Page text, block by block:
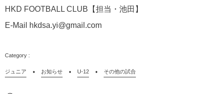
HKD FOOTBALL CLUB【担当・池田】
E-Mail hkdsa.yi@gmail.com
ジュニア お知らせ U-12 その他の試合